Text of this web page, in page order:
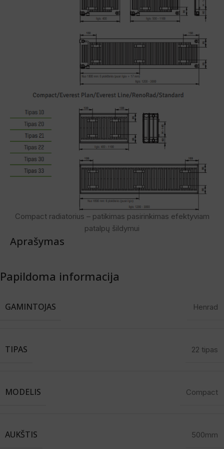
Compact radiatorius – patikimas pasirinkimas efektyviam
patalpų šildymui
Aprašymas
Papildoma informacija
GAMINTOJAS Henrad
TIPAS 22 tipas
MODELIS Compact
AUKŠTIS 500mm